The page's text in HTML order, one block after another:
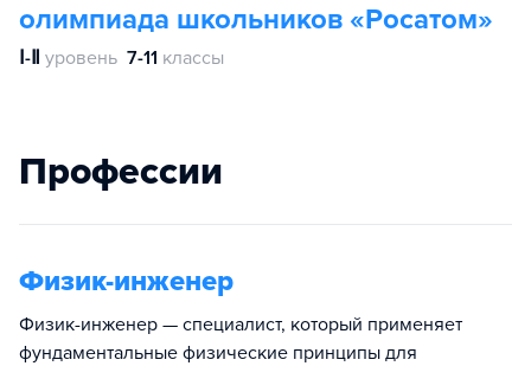
олимпиада школьников «Росатом»
Ⅰ-Ⅱ уровень 7-11 классы
Профессии
Физик-инженер
Физик-инженер — специалист, который применяет
фундаментальные физические принципы для